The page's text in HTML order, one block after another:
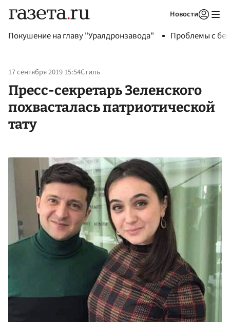
Новости
Покушение на главу "Уралдронзавода" Проблемы с
17 сентября 2019 15:54Стиль
Пресс-секретарь Зеленского
похвасталась патриотической
тату